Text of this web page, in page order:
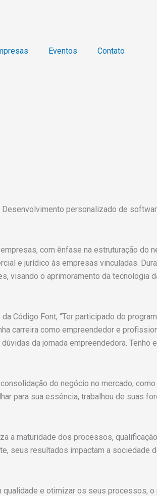
Eventos Contato
Desenvolvimento personalizado de
com ênfase na estruturação do
e jurídico às empresas vinculadas.
visando o aprimoramento da tecnologia
Código Font, “Ter participado do
carreira como empreendedor e
da jornada empreendedora. Tenho
do negócio no mercado,
para sua essência, trabalhou de suas
a maturidade dos processos,
seus resultados impactam a sociedade
qualidade e otimizar os seus processos,